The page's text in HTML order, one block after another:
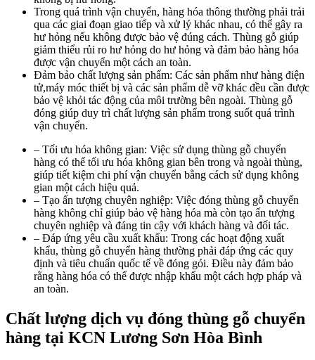
Trong quá trình vận chuyển, hàng hóa thông thường phải trải
qua các giai đoạn giao tiếp và xử lý khác nhau, có thể gây ra
hư hỏng nếu không được bảo vệ đúng cách. Thùng gỗ giúp
giảm thiểu rủi ro hư hỏng do hư hỏng và đảm bảo hàng hóa
được vận chuyển một cách an toàn.
Đảm bảo chất lượng sản phẩm: Các sản phẩm như hàng điện
tử,máy móc thiết bị và các sản phẩm dễ vỡ khác đều cần được
bảo vệ khỏi tác động của môi trường bên ngoài. Thùng gỗ
đóng giúp duy trì chất lượng sản phẩm trong suốt quá trình
vận chuyển.
– Tối ưu hóa không gian: Việc sử dụng thùng gỗ chuyển
hàng có thể tối ưu hóa không gian bên trong và ngoài thùng,
giúp tiết kiệm chi phí vận chuyển bằng cách sử dụng không
gian một cách hiệu quả.
– Tạo ấn tượng chuyên nghiệp: Việc đóng thùng gỗ chuyển
hàng không chỉ giúp bảo vệ hàng hóa mà còn tạo ấn tượng
chuyên nghiệp và đáng tin cậy với khách hàng và đối tác.
– Đáp ứng yêu cầu xuất khẩu: Trong các hoạt động xuất
khẩu, thùng gỗ chuyển hàng thường phải đáp ứng các quy
định và tiêu chuẩn quốc tế về đóng gói. Điều này đảm bảo
rằng hàng hóa có thể được nhập khẩu một cách hợp pháp và
an toàn.
Chất lượng dịch vụ đóng thùng gỗ chuyển
hàng tại KCN Lương Sơn Hòa Bình